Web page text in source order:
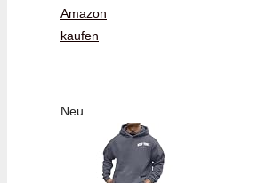
Amazon
kaufen
Neu